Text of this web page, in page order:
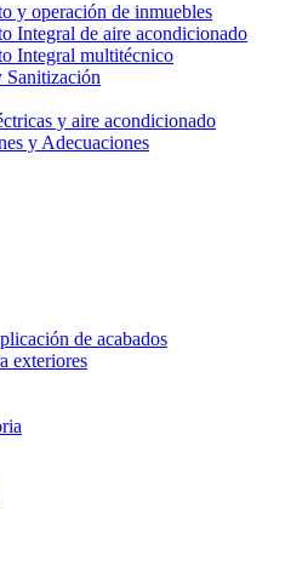
y operación de inmuebles
Integral de aire acondicionado
Integral multitécnico
Sanitización
y aire acondicionado
y Adecuaciones
de acabados
exteriores